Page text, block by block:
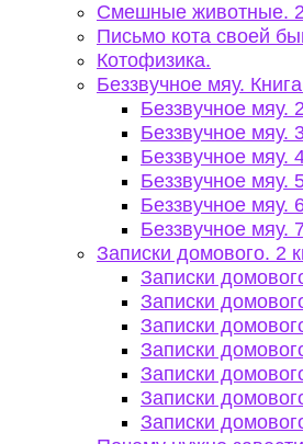
Смешные животные.
Письмо кота своей
Котофизика.
Беззвучное мяу.
Беззвучное мяу.
Беззвучное мяу.
Беззвучное мяу.
Беззвучное мяу.
Беззвучное мяу.
Беззвучное мяу.
Записки домового. 2
Записки
Записки
Записки
Записки
Записки
Записки
Записки